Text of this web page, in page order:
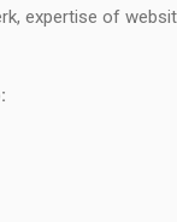
expertise of